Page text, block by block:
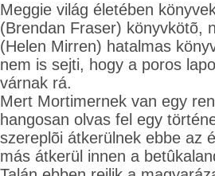
Meggie világ életében
(Brendan Fraser) könyvkötõ,
(Helen Mirren) hatalmas
nem is sejti, hogy a poros
várnak rá.
Mert Mortimernek van egy
hangosan olvas fel egy
szereplõi átkerülnek ebbe az
más átkerül innen a